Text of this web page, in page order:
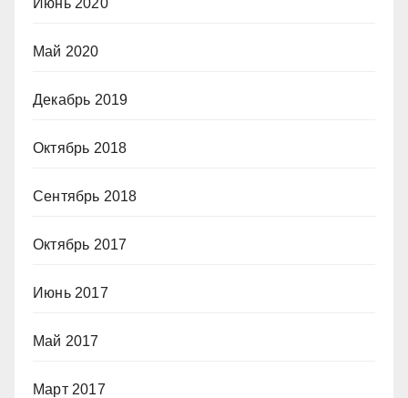
Май 2020
Декабрь 2019
Октябрь 2018
Сентябрь 2018
Октябрь 2017
Июнь 2017
Май 2017
Март 2017